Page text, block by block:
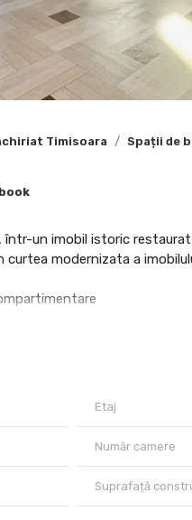
Timisoara Spații de
într-un imobil istoric
curtea modernizata a
birou.
Etaj
Număr camere
Suprafață